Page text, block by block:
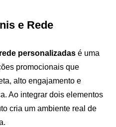
e Rede
personalizadas é uma
promocionais que
alto engajamento e
Ao integrar dois elementos
cria um ambiente real de